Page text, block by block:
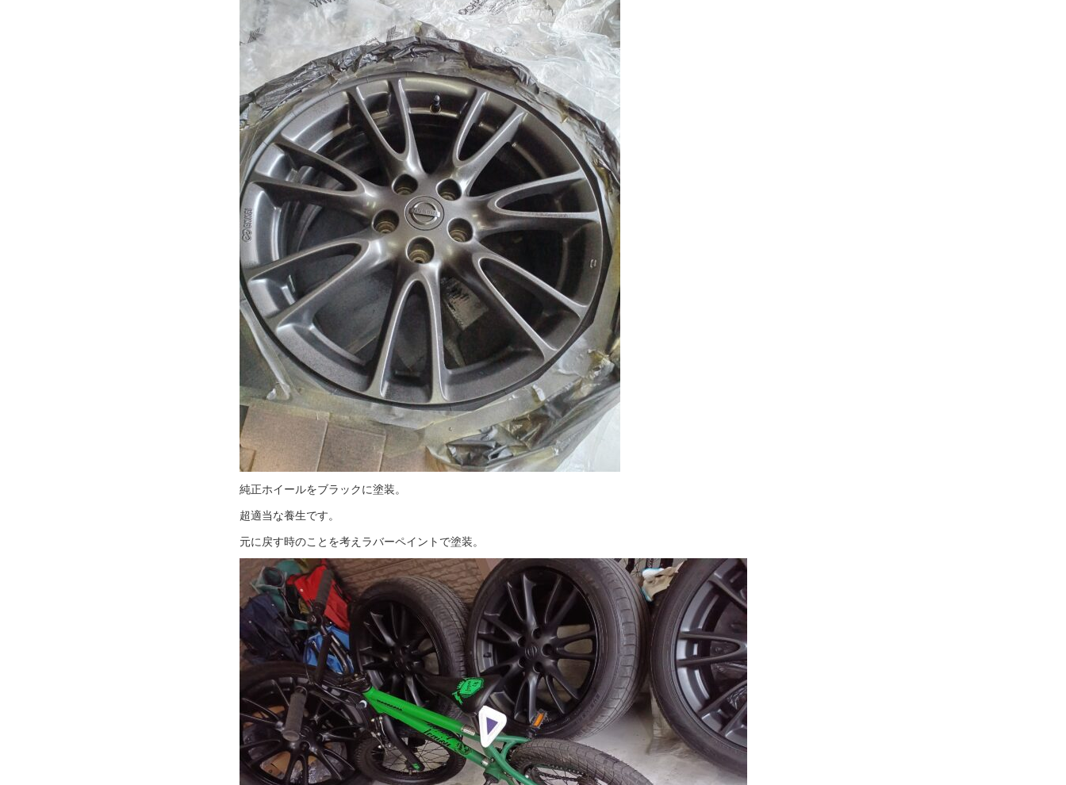
純正ホイールをブラックに塗装。
超適当な養生です。
元に戻す時のことを考えラバーペイントで塗装。